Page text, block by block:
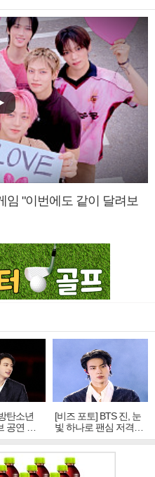
임 "이번에도 같이 달려보
탄소년
공연 중
아우라
[비즈 포토] BTS 진, 눈
빛 하나로 팬심 저격…
독보적 카리스마